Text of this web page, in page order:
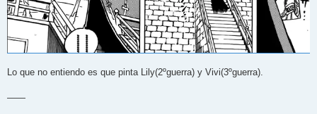
Lo que no entiendo es que pinta Lily(2ºguerra) y Vivi(3ºguerra).
——